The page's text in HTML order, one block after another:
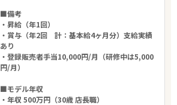
■備考
・昇給（年1回）
・賞与（年2回 計：基本給4ヶ月分）支給実績
あり
・登録販売者手当10,000円/月（研修中は5,000
円/月）
■モデル年収
・年収 500万円（30歳 店長職）